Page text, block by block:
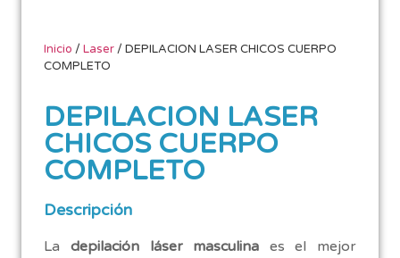
Inicio /Laser / DEPILACION LASER CHICOS CUERPO
COMPLETO
DEPILACION LASER
CHICOS CUERPO
COMPLETO
Descripción
La depilación láser masculina es el mejor